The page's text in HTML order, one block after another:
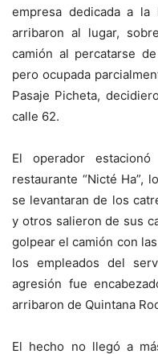
empresa dedicada a
arribaron al lugar,
camión al percatarse
pero ocupada
Pasaje Picheta,
calle 62.
El operador
restaurante “Nicté Ha”,
se levantaran de los
y otros salieron de sus
golpear el camión con
los empleados del
agresión fue
arribaron de Quintana
El hecho no llegó a